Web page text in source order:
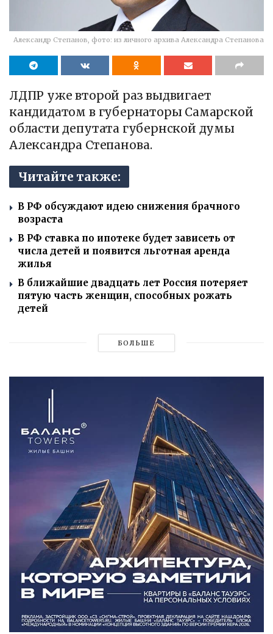
Александр Степанов, фото: из личного архива Александра Степанова
ЛДПР уже второй раз выдвигает
кандидатом в губернаторы Самарской
области депутата губернской думы
Александра Степанова.
Читайте также:
В РФ обсуждают идею снижения брачного
возраста
В РФ ставка по ипотеке будет зависеть от
числа детей и появится льготная аренда
жилья
В ближайшие двадцать лет Россия потеряет
пятую часть женщин, способных рожать
детей
БОЛЬШЕ